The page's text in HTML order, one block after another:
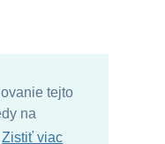
tejto
na
Zistiť viac